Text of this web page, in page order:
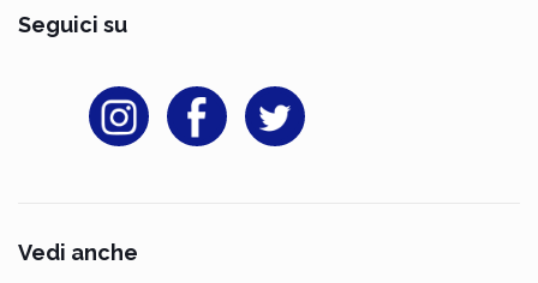
Seguici su
Vedi anche